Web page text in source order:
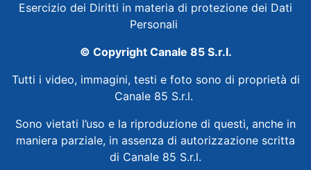
Esercizio dei Diritti in materia di protezione dei Dati
Personali
© Copyright Canale 85 S.r.l.
Tutti i video, immagini, testi e foto sono di proprietà di
Canale 85 S.r.l.
Sono vietati l’uso e la riproduzione di questi, anche in
maniera parziale, in assenza di autorizzazione scritta
di Canale 85 S.r.l.